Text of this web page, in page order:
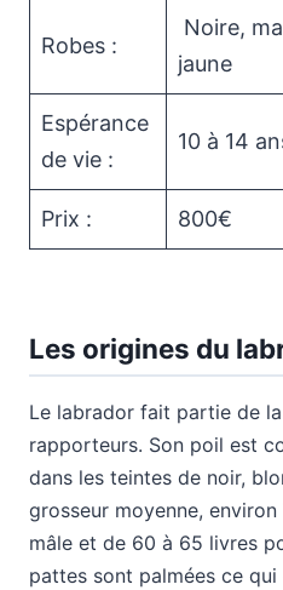
Robes :
Noire,
jaune
Espérance
de vie :
10 à 14
Prix : 800€
Les origines du
Le labrador fait partie de
rapporteurs. Son poil est
dans les teintes de noir,
grosseur moyenne,
mâle et de 60 à 65 livres
pattes sont palmées ce